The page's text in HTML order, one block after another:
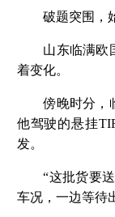
破题突围，始
山东临满欧国
着变化。
傍晚时分，临
他驾驶的悬挂
发。
“这批货要送
车况，一边等待